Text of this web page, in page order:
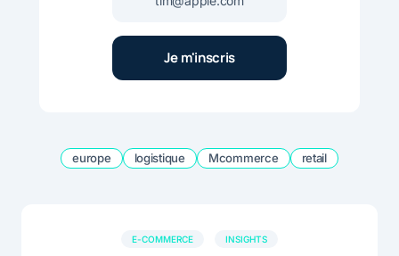
europe logistique Mcommerce retail
E-COMMERCE INSIGHTS